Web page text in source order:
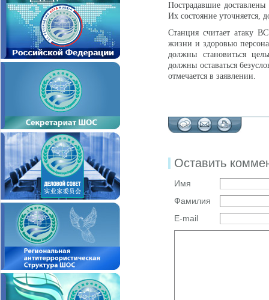
Пострадавшие
Их состояние уточняется,
Станция считает атаку
жизни и здоровью
должны становиться
должны оставаться
отмечается в заявлении.
Оставить
Имя
Фамилия
E-mail